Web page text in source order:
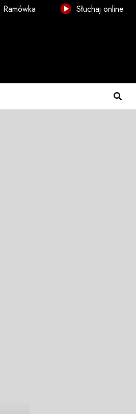
Ramówka Słuchaj online